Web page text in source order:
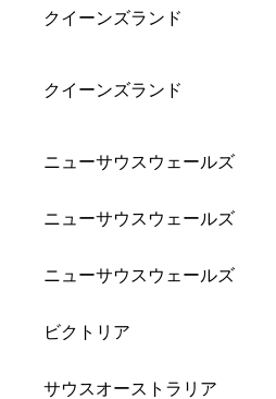
クイーンズランド
クイーンズランド
ニューサウスウェールズ
ニューサウスウェールズ
ニューサウスウェールズ
ビクトリア
サウスオーストラリア